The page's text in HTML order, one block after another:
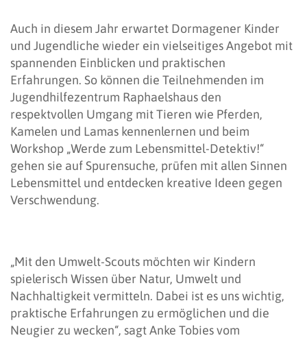
Auch in diesem Jahr erwartet Dormagener Kinder
und Jugendliche wieder ein vielseitiges Angebot mit
spannenden Einblicken und praktischen
Erfahrungen. So können die Teilnehmenden im
Jugendhilfezentrum Raphaelshaus den
respektvollen Umgang mit Tieren wie Pferden,
Kamelen und Lamas kennenlernen und beim
Workshop „Werde zum Lebensmittel-Detektiv!“
gehen sie auf Spurensuche, prüfen mit allen Sinnen
Lebensmittel und entdecken kreative Ideen gegen
Verschwendung.
„Mit den Umwelt-Scouts möchten wir Kindern
spielerisch Wissen über Natur, Umwelt und
Nachhaltigkeit vermitteln. Dabei ist es uns wichtig,
praktische Erfahrungen zu ermöglichen und die
Neugier zu wecken“, sagt Anke Tobies vom